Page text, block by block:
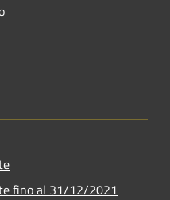
fino al 31/12/2021